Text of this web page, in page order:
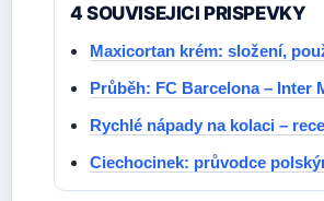
4 SOUVISEJICI PRISPEVKY
Maxicortan krém: složení,
Průběh: FC Barcelona – Inter
Rychlé nápady na kolaci –
Ciechocinek: průvodce